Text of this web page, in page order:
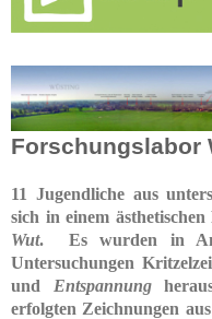
Forschungslabor
11 Jugendliche aus
sich in einem
Wut. Es wurden in
Untersuchungen
und Entspannung
erfolgten Zeichnungen